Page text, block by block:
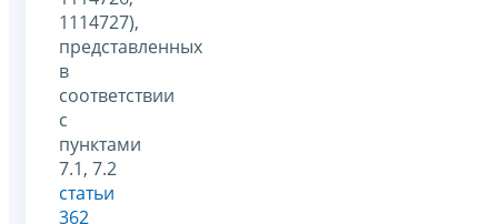
1114727),
представленных
в
соответствии
с
пунктами
7.1, 7.2
статьи
362